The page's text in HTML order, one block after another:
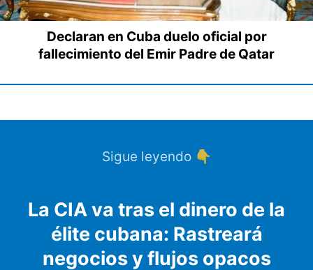
Declaran en Cuba duelo oficial por
fallecimiento del Emir Padre de Qatar
Sigue leyendo 👇